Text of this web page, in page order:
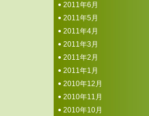
2011年6月
2011年5月
2011年4月
2011年3月
2011年2月
2011年1月
2010年12月
2010年11月
2010年10月